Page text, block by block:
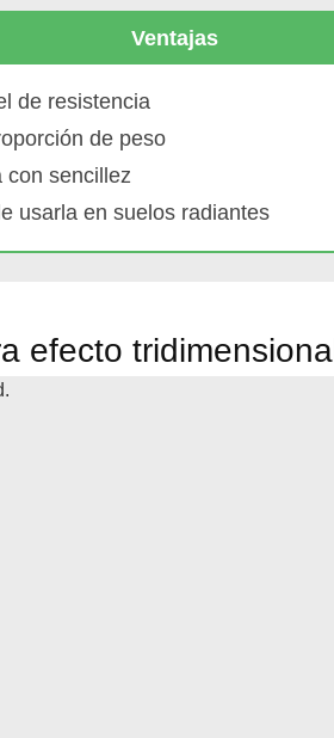
Ventajas
de resistencia
de peso
con sencillez
usarla en suelos radiantes
efecto